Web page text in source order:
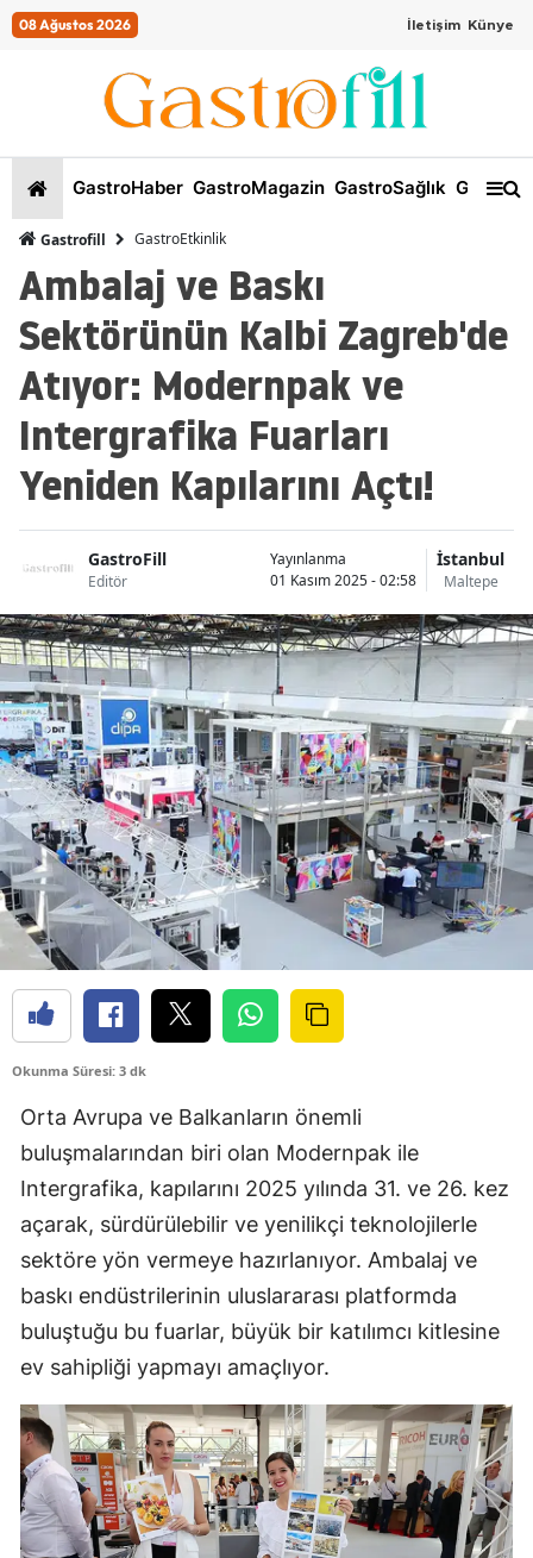
08 Ağustos 2026 İletişim Künye
GastroHaber GastroMagazin GastroSağlık
Gastrofill GastroEtkinlik
Ambalaj ve Baskı
Sektörünün Kalbi Zagreb'de
Atıyor: Modernpak ve
Intergrafika Fuarları
Yeniden Kapılarını Açtı!
GastroFill
Editör
Yayınlanma
01 Kasım 2025 - 02:58
İstanbul
Maltepe
Okunma Süresi: 3 dk
Orta Avrupa ve Balkanların önemli
buluşmalarından biri olan Modernpak ile
Intergrafika, kapılarını 2025 yılında 31. ve 26. kez
açarak, sürdürülebilir ve yenilikçi teknolojilerle
sektöre yön vermeye hazırlanıyor. Ambalaj ve
baskı endüstrilerinin uluslararası platformda
buluştuğu bu fuarlar, büyük bir katılımcı kitlesine
ev sahipliği yapmayı amaçlıyor.